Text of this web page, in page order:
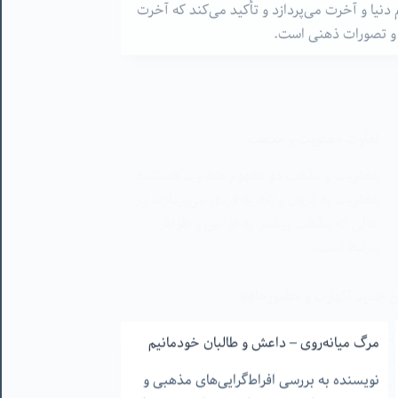
"زمین جدید" اثر اکهارت و تاثیر آن بر هویت ملی
و مذهبی بحث می‌کند و به نقش جمهوری
می‌کند.
مرگ میانه‌روی – داعش و طالبان خودمانیم
نویسنده به بررسی افراط‌گرایی‌های مذهبی و